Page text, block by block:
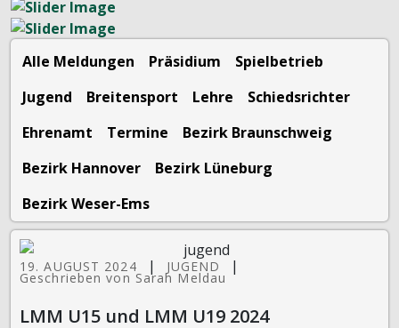
Alle Meldungen Präsidium
Spielbetrieb
Jugend
Breitensport Lehre
Schiedsrichter
Ehrenamt
Termine
Bezirk Braunschweig
Bezirk Hannover
Bezirk Lüneburg
Bezirk Weser-Ems
19. AUGUST 2024 | JUGEND |
Geschrieben von Sarah Meldau
LMM U15 und LMM U19 2024